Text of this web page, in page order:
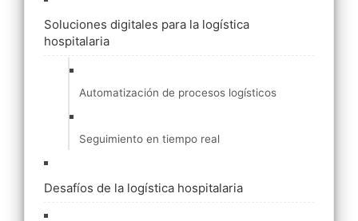
Soluciones digitales para la logística
hospitalaria
Automatización de procesos logísticos
Seguimiento en tiempo real
Desafíos de la logística hospitalaria